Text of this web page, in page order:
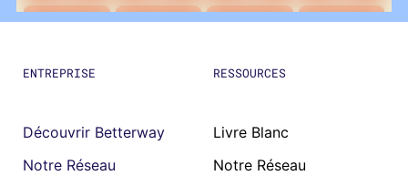
ENTREPRISE
Découvrir Betterway
Notre Réseau
RESSOURCES
Livre Blanc
Notre Réseau